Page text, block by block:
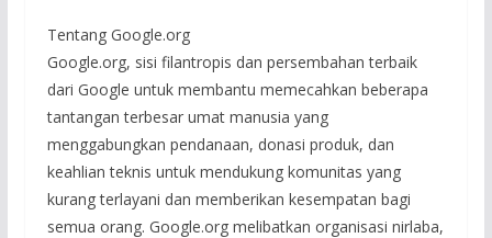
Tentang Google.org
Google.org, sisi filantropis dan persembahan terbaik
dari Google untuk membantu memecahkan beberapa
tantangan terbesar umat manusia yang
menggabungkan pendanaan, donasi produk, dan
keahlian teknis untuk mendukung komunitas yang
kurang terlayani dan memberikan kesempatan bagi
semua orang. Google.org melibatkan organisasi nirlaba,